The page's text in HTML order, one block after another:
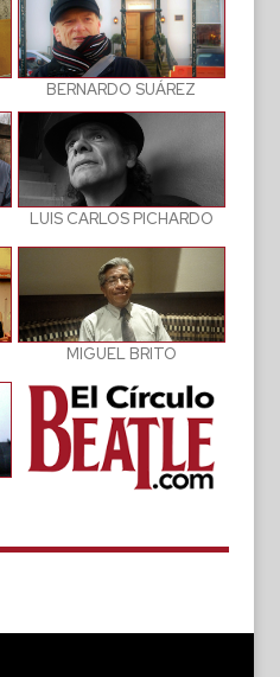
BERNARDO SUÁREZ
LUIS CARLOS PICHARDO
MIGUEL BRITO